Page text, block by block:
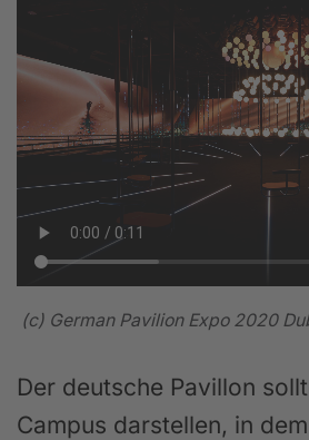
(c) German Pavilion Expo 2020
Der deutsche Pavillon
Campus darstellen, in